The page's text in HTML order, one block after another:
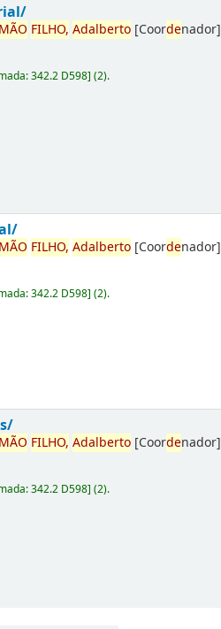
FILHO, Adalberto [Coordenador]
342.2 D598](2).
FILHO, Adalberto [Coordenador]
342.2 D598](2).
FILHO, Adalberto [Coordenador]
342.2 D598](2).